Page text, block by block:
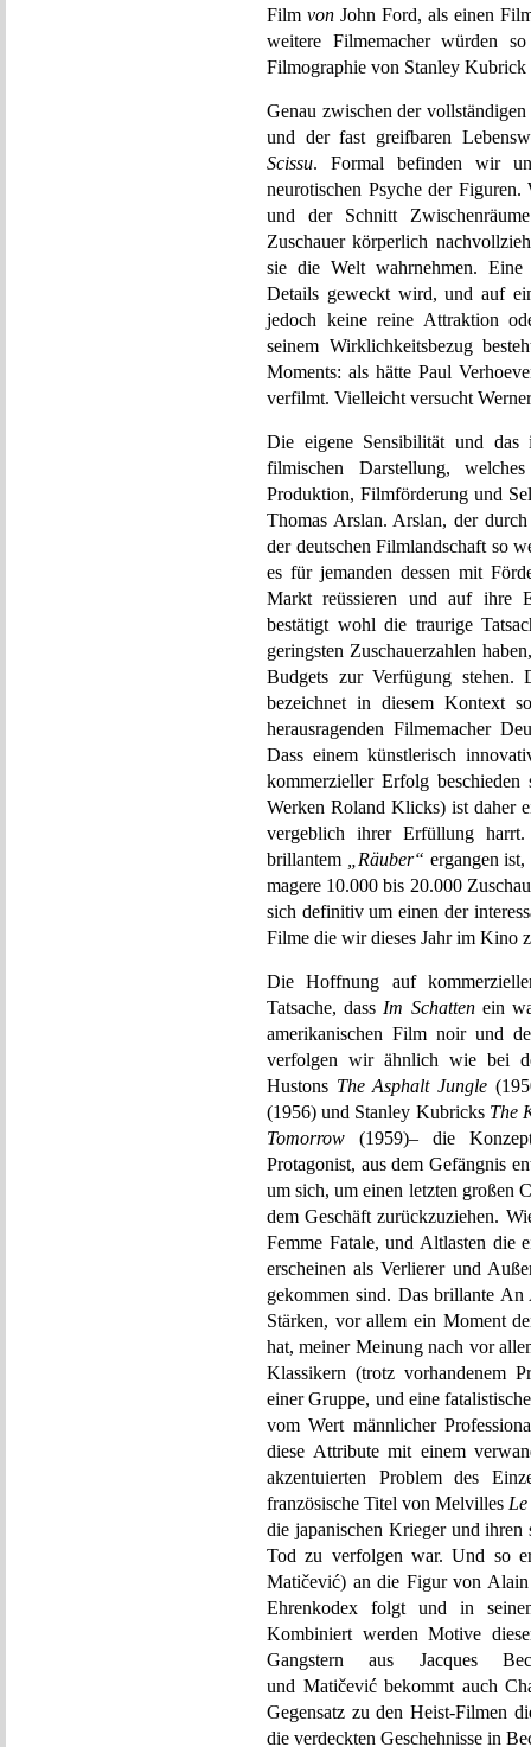
Film von John Ford, als einen
weitere Filmemacher würden
Filmographie von Stanley Kubrick
Genau zwischen der
und der fast greifbaren
Scissu. Formal befinden wir
neurotischen Psyche der
und der Schnitt
Zuschauer körperlich
sie die Welt wahrnehmen.
Details geweckt wird, und auf
jedoch keine reine Attraktion
seinem Wirklichkeitsbezug
Moments: als hätte Paul
verfilmt. Vielleicht versucht
Die eigene Sensibilität und das
filmischen Darstellung,
Produktion, Filmförderung und
Thomas Arslan. Arslan, der
der deutschen Filmlandschaft so
es für jemanden dessen mit
Markt reüssieren und auf ihre
bestätigt wohl die traurige
geringsten Zuschauerzahlen
Budgets zur Verfügung
bezeichnet in diesem Kontext
herausragenden Filmemacher
Dass einem künstlerisch
kommerzieller Erfolg
Werken Roland Klicks) ist daher
vergeblich ihrer Erfüllung
brillantem
„Räuber“ ergangen
magere 10.000 bis 20.000
sich definitiv um einen der
Filme die wir dieses Jahr im Kino
Die Hoffnung auf
Tatsache, dass Im Schattenein
amerikanischen Film noir und
verfolgen wir ähnlich wie bei
Hustons The Asphalt Jungle
(1956) und Stanley Kubricks The
Tomorrow (1959)– die
Protagonist, aus dem Gefängnis
um sich, um einen letzten großen
dem Geschäft zurückzuziehen.
Femme Fatale, und Altlasten die
erscheinen als Verlierer und
gekommen sind. Das brillante
Stärken, vor allem ein Moment
hat, meiner Meinung nach vor
Klassikern (trotz vorhandenem
einer Gruppe, und eine
vom Wert männlicher
diese Attribute mit einem
akzentuierten Problem des
französische Titel von Melvilles
die japanischen Krieger und
Tod zu verfolgen war. Und so
Matičević) an die Figur von Alain
Ehrenkodex folgt und in
Kombiniert werden Motive
Gangstern aus Jacques
und Matičević bekommt auch
Gegensatz zu den Heist-Filmen
die verdeckten Geschehnisse in